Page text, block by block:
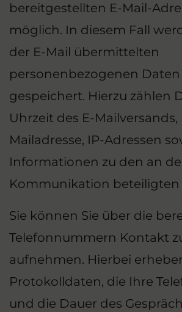
bereitgestellten E-Mail-
möglich. In diesem Fall
der E-Mail übermittelten
personenbezogenen Daten
gespeichert. Hierzu zählen
Uhrzeit des E-Mailversands,
Mailadresse, IP-Adressen
Informationen zu den an
Kommunikation beteiligten
Sie können Sie über die
Telefonnummern Kontakt
aufnehmen. Hierbei
Protokolldaten, die Ihre
und die Dauer des